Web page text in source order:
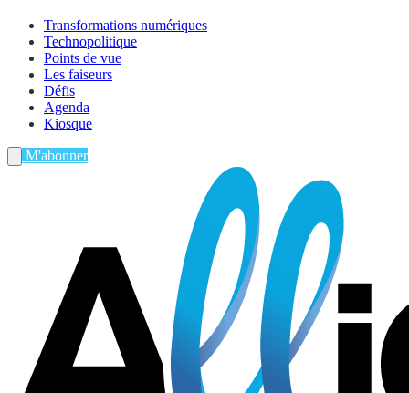
Transformations numériques
Technopolitique
Points de vue
Les faiseurs
Défis
Agenda
Kiosque
M'abonner